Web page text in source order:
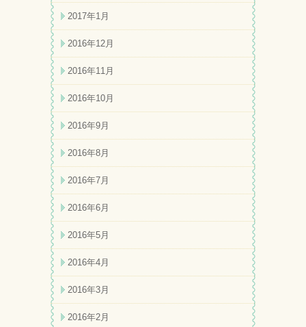
2017年1月
2016年12月
2016年11月
2016年10月
2016年9月
2016年8月
2016年7月
2016年6月
2016年5月
2016年4月
2016年3月
2016年2月